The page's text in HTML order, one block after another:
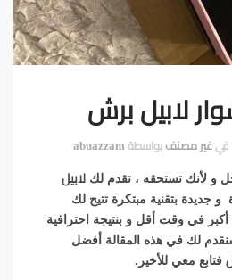
لابيل برش
غير مصنفبواسطةabuazzam
و لأنك تستحقه ، تقدم لك لابيل
و جديدة بتقنية مبتكرة تتيح لك
أكبر في وقت أقل و بنتيجة احترافية
لك في هذه المقالة أفضل
فتابع معي للأخير.